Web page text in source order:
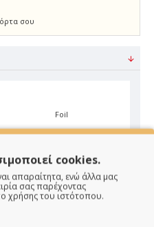
σου
Foil
Βελούδο
Μπορντώ
cookies.
απαραίτητα, ενώ άλλα μας
σας παρέχοντας
χρήσης του ιστότοπου.